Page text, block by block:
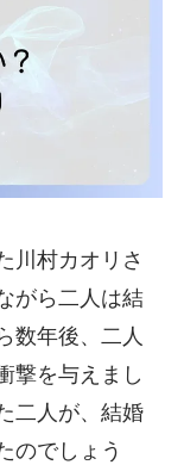
川村カオリさ
がら二人は結
数年後、二人
撃を与えまし
二人が、結婚
のでしょう